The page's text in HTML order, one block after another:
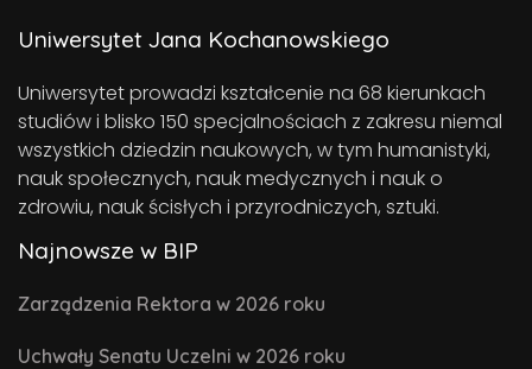
Uniwersytet Jana Kochanowskiego
Uniwersytet prowadzi kształcenie na 68 kierunkach
studiów i blisko 150 specjalnościach z zakresu niemal
wszystkich dziedzin naukowych, w tym humanistyki,
nauk społecznych, nauk medycznych i nauk o
zdrowiu, nauk ścisłych i przyrodniczych, sztuki.
Najnowsze w BIP
Zarządzenia Rektora w 2026 roku
Uchwały Senatu Uczelni w 2026 roku